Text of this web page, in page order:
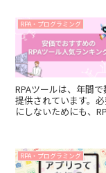
RPA・プログラミング
RPAツールは、年間
提供されています。
にしないためにも、
RPA・プログラミング